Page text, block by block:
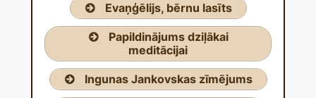
Evaņģēlijs, bērnu lasīts
Papildinājums dziļākai
meditācijai
Ingunas Jankovskas zīmējums